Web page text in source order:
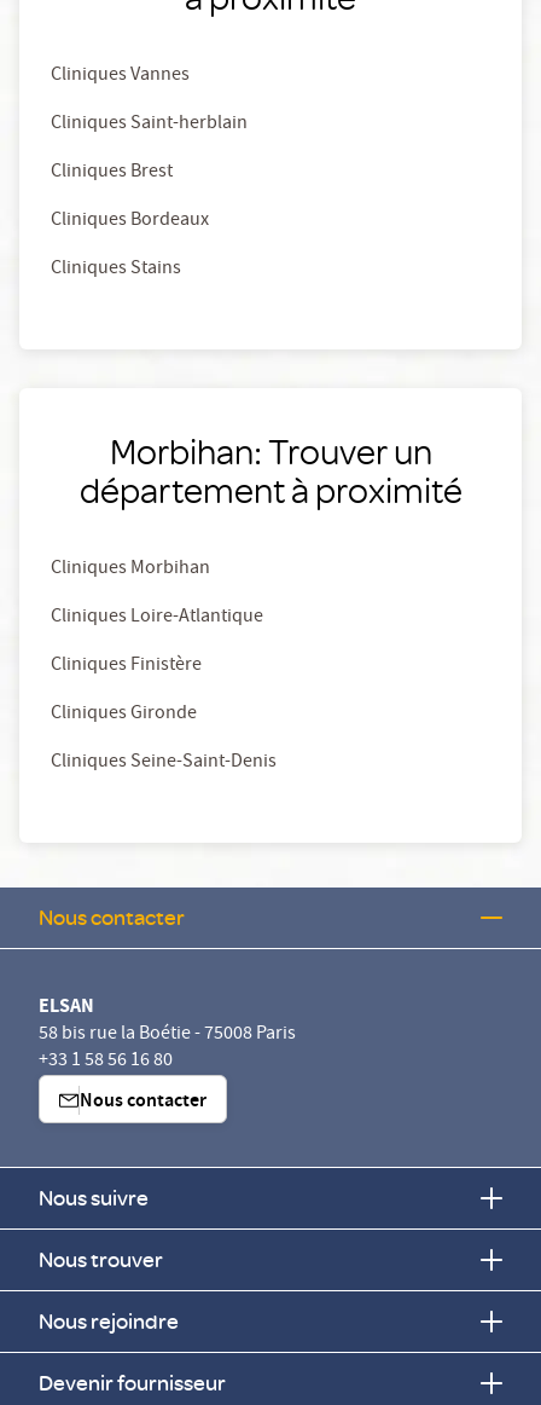
Cliniques Vannes
Cliniques Saint-herblain
Cliniques Brest
Cliniques Bordeaux
Cliniques Stains
Morbihan: Trouver un
département à proximité
Cliniques Morbihan
Cliniques Loire-Atlantique
Cliniques Finistère
Cliniques Gironde
Cliniques Seine-Saint-Denis
Nous contacter
ELSAN
58 bis rue la Boétie - 75008 Paris
+33 1 58 56 16 80
Nous contacter
Nous suivre
Nous trouver
Nous rejoindre
Devenir fournisseur